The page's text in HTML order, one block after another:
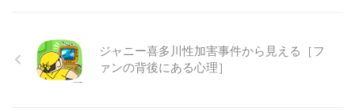
ジャニー喜多川性加害事件から見える［フ
ァンの背後にある心理］